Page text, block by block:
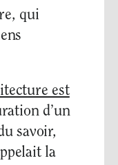
qui
est
d’un
savoir,
la